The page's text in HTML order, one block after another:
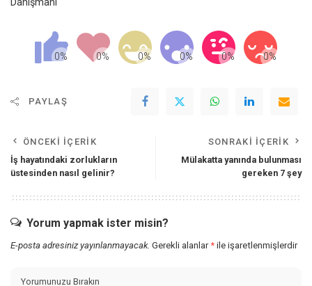
Danışmanı
PAYLAŞ
ÖNCEKI İÇERIK
İş hayatındaki zorlukların
üstesinden nasıl gelinir?
SONRAKI İÇERIK
Mülakatta yanında bulunması
gereken 7 şey
Yorum yapmak ister misin?
E-posta adresiniz yayınlanmayacak. Gerekli alanlar* ile işaretlenmişlerdir